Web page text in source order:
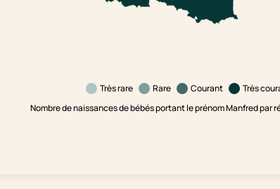
Très rare Rare Courant
Très
Nombre de naissances de bébés portant le prénom Manfred par